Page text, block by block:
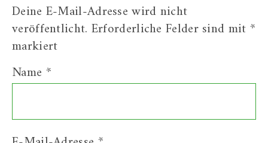
Deine E-Mail-Adresse wird nicht
veröffentlicht. Erforderliche Felder sind mit*
markiert
Name *